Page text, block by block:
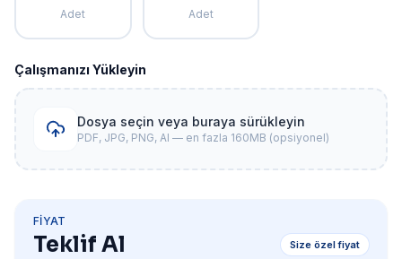
Adet Adet
Çalışmanızı Yükleyin
Dosya seçin veya buraya sürükleyin
PDF, JPG, PNG, AI — en fazla 160MB (opsiyonel)
FIYAT
Teklif Al Size özel fiyat